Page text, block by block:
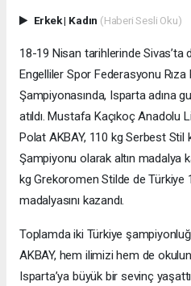
Erkek| Kadın (Haberi Sesli Oku)
18-19 Nisan tarihlerinde Sivas’ta
Engelliler Spor Federasyonu Rıza
Şampiyonasında, Isparta adına
atıldı. Mustafa Kaçıkoç Anadolu
Polat AKBAY, 110 kg Serbest Stil
Şampiyonu olarak altın madalya
kg Grekoromen Stilde de Türkiye
madalyasını kazandı.
Toplamda iki Türkiye
AKBAY, hem ilimizi hem de
Isparta’ya büyük bir sevinç